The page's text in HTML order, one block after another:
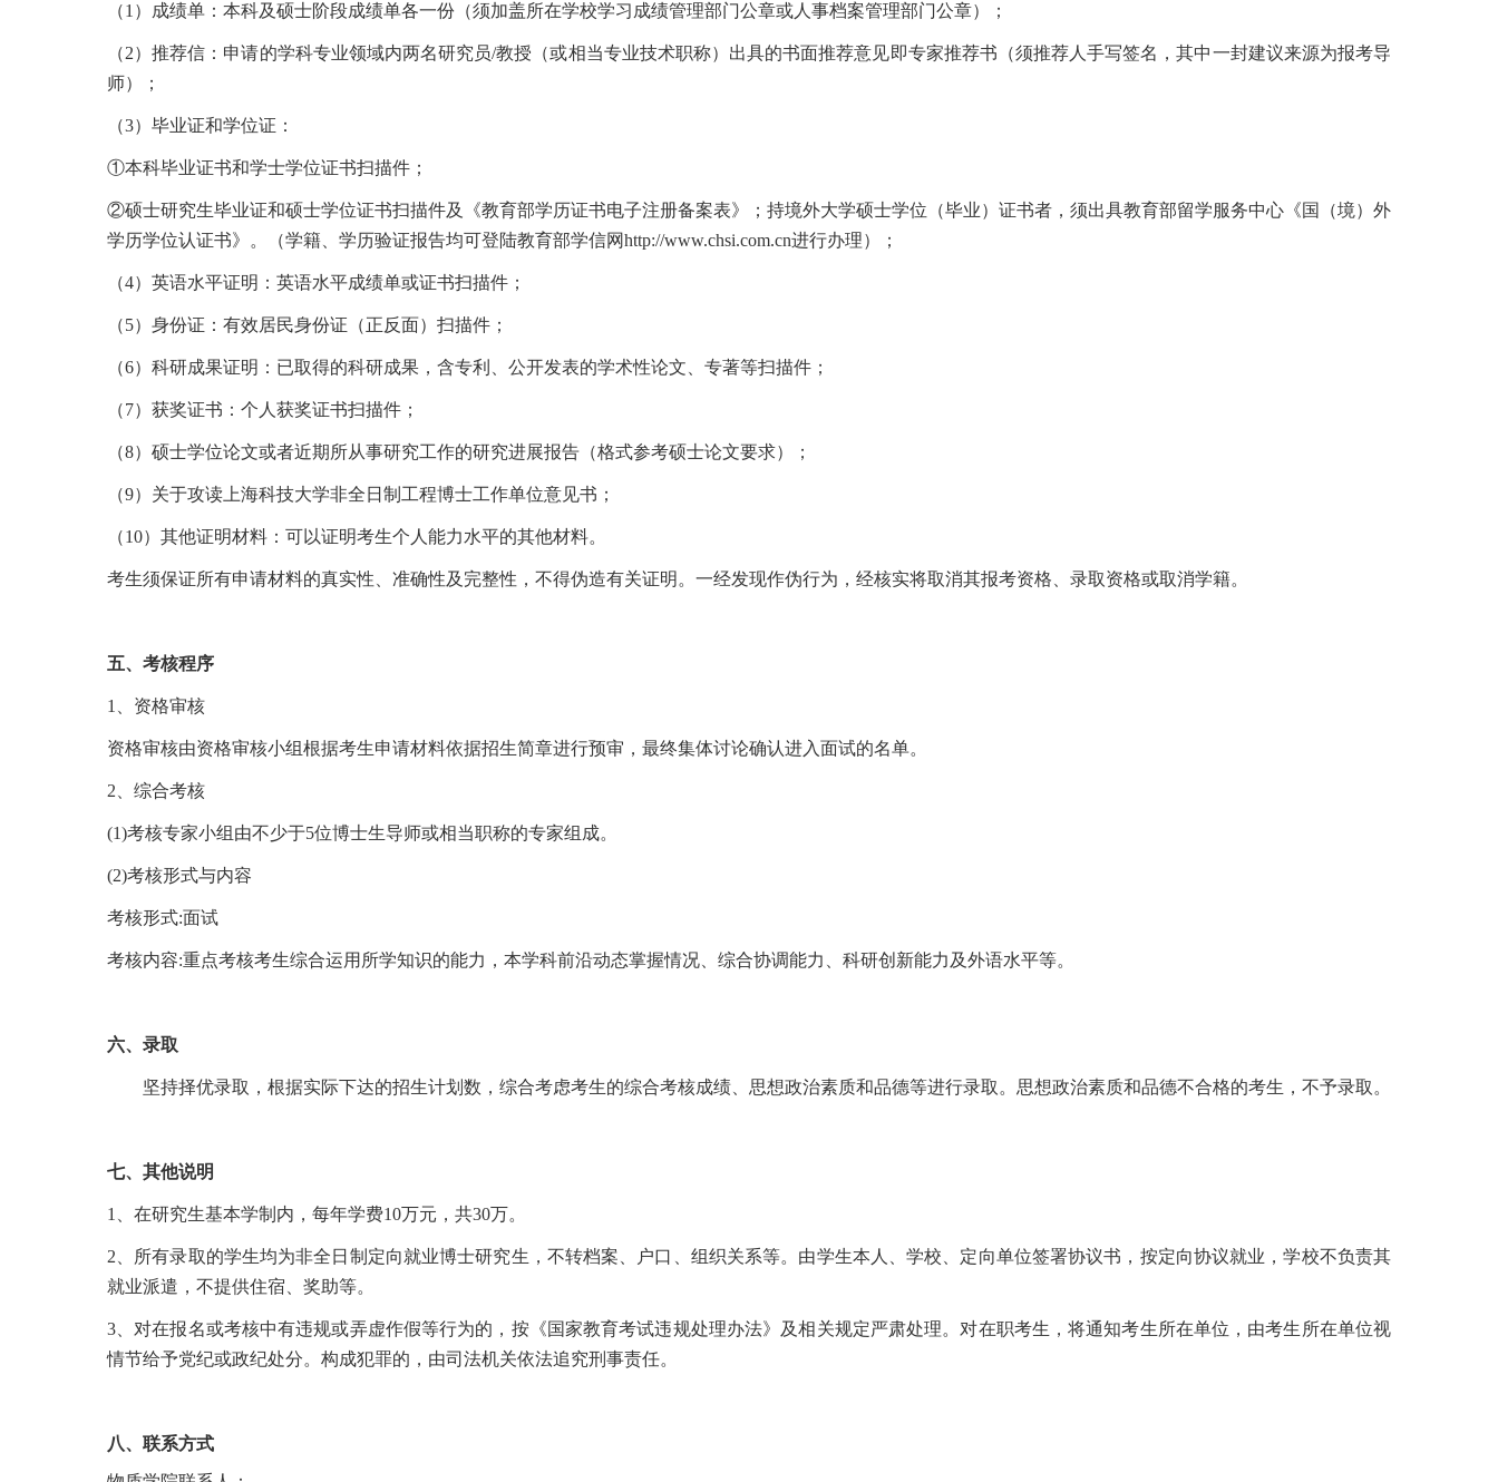
（1）成绩单：本科及硕士阶段成绩单各一份（须加盖所在学校学习成绩管理部门公章或人事档案管理部门公章）；
（2）推荐信：申请的学科专业领域内两名研究员/教授（或相当专业技术职称）出具的书面推荐意见即专家推荐书（须推荐人手写签名，其中一封建议来源为报考导
师）；
（3）毕业证和学位证：
①本科毕业证书和学士学位证书扫描件；
②硕士研究生毕业证和硕士学位证书扫描件及《教育部学历证书电子注册备案表》；持境外大学硕士学位（毕业）证书者，须出具教育部留学服务中心《国（境）外
学历学位认证书》。（学籍、学历验证报告均可登陆教育部学信网http://www.chsi.com.cn进行办理）；
（4）英语水平证明：英语水平成绩单或证书扫描件；
（5）身份证：有效居民身份证（正反面）扫描件；
（6）科研成果证明：已取得的科研成果，含专利、公开发表的学术性论文、专著等扫描件；
（7）获奖证书：个人获奖证书扫描件；
（8）硕士学位论文或者近期所从事研究工作的研究进展报告（格式参考硕士论文要求）；
（9）关于攻读上海科技大学非全日制工程博士工作单位意见书；
（10）其他证明材料：可以证明考生个人能力水平的其他材料。
考生须保证所有申请材料的真实性、准确性及完整性，不得伪造有关证明。一经发现作伪行为，经核实将取消其报考资格、录取资格或取消学籍。
五、考核程序
1、资格审核
资格审核由资格审核小组根据考生申请材料依据招生简章进行预审，最终集体讨论确认进入面试的名单。
2、综合考核
(1)考核专家小组由不少于5位博士生导师或相当职称的专家组成。
(2)考核形式与内容
考核形式:面试
考核内容:重点考核考生综合运用所学知识的能力，本学科前沿动态掌握情况、综合协调能力、科研创新能力及外语水平等。
六、录取
坚持择优录取，根据实际下达的招生计划数，综合考虑考生的综合考核成绩、思想政治素质和品德等进行录取。思想政治素质和品德不合格的考生，不予录取。
七、其他说明
1、在研究生基本学制内，每年学费10万元，共30万。
2、所有录取的学生均为非全日制定向就业博士研究生，不转档案、户口、组织关系等。由学生本人、学校、定向单位签署协议书，按定向协议就业，学校不负责其
就业派遣，不提供住宿、奖助等。
3、对在报名或考核中有违规或弄虚作假等行为的，按《国家教育考试违规处理办法》及相关规定严肃处理。对在职考生，将通知考生所在单位，由考生所在单位视
情节给予党纪或政纪处分。构成犯罪的，由司法机关依法追究刑事责任。
八、联系方式